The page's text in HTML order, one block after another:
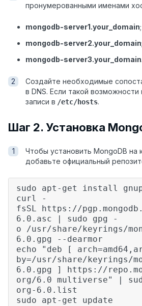
пронумерованными именами
mongodb-server1.your_domain;
mongodb-server2.your_domain
mongodb-server3.your_domain
Создайте необходимые
в DNS. Если такой
записи в /etc/hosts.
Шаг 2. Установка
Чтобы установить MongoDB на
добавьте официальный
sudo apt-get install
curl -
fsSL
https://
6.0.asc | sudo gpg -
o /usr/share/keyrings/
6.0.gpg --dearmor
echo "deb [
by=/usr/share/keyrings/
6.0.gpg ] https://
org/6.0 multiverse" |
org-6.0.list
sudo apt-get update